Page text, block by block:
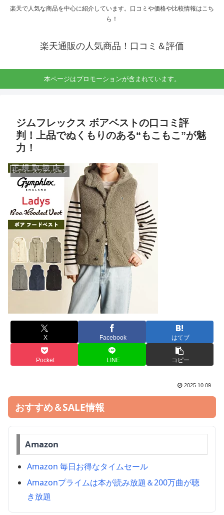
楽天で人気な商品を中心に紹介しています。口コミや価格や比較情報はこち
ら！
楽天通販の人気商品！口コミ＆評価
本ページはプロモーションが含まれています。
ジムフレックス ボアベストの口コミ評
判！上品でぬくもりのある“もこもこ”が魅
力！
レディースファッション
X Facebook はてブ
Pocket LINE コピー
2025.10.09
おすすめ＆SALE情報
Amazon
Amazon 毎日お得なタイムセール
Amazonプライムは本が読み放題＆200万曲が聴
き放題